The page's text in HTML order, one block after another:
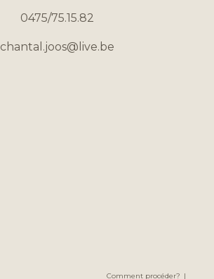
0475/75.15.82
chantal.joos@live.be
Comment procéder?